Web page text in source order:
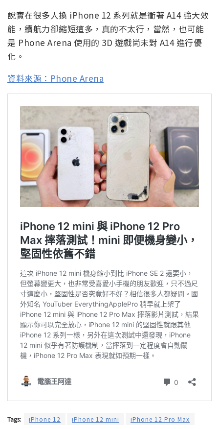
說實在很多人換 iPhone 12 系列就是衝著 A14 強大效
能，續航力卻縮短這多，真的不太行，當然，也可能
是 Phone Arena 使用的 3D 遊戲尚未對 A14 進行優
化。
資料來源：Phone Arena
Tags: iPhone 12 iPhone 12 mini iPhone 12 Pro Max